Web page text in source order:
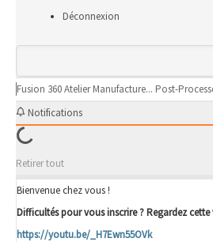
Déconnexion
Fusion 360Atelier Manufacture... Post-
Notifications
Retirer tout
Bienvenue chez vous !
Difficultés pour vous inscrire ? Regardez cette
https://youtu.be/_H7Ewn55OVk